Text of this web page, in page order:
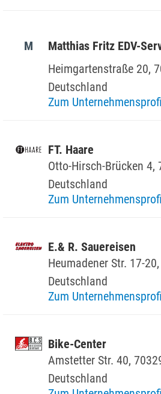
M
Matthias Fritz EDV-
Heim­gar­ten­straße 20,
Deutsch­land
Zum
FT. Haare
Otto-Hirsch-Brücken 4,
Deutsch­land
Zum
E.& R. Saue­reisen
Heuma­dener Str. 17-
Deutsch­land
Zum
Bike-Center
Amstetter Str. 40,
Deutsch­land